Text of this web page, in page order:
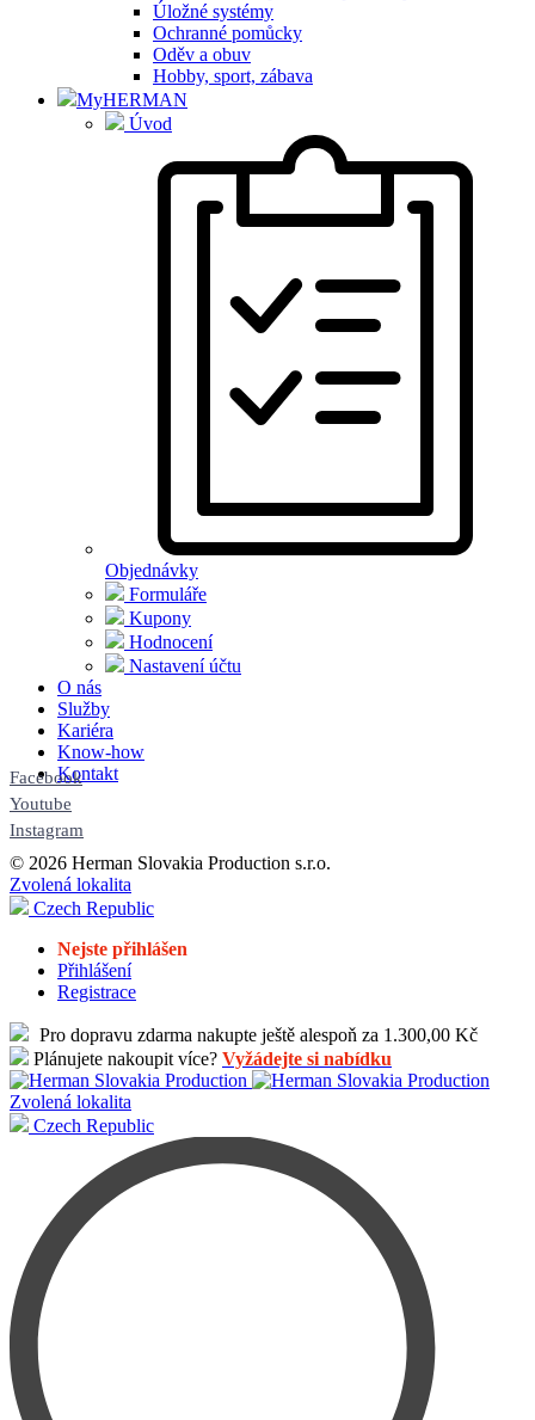
Úložné systémy
Ochranné pomůcky
Oděv a obuv
Hobby, sport, zábava
MyHERMAN
Úvod
Objednávky
Formuláře
Kupony
Hodnocení
Nastavení účtu
O nás
Služby
Kariéra
Know-how
Kontakt
Facebook
Youtube
Instagram
© 2026 Herman Slovakia Production s.r.o.
Zvolená lokalita
Czech Republic
Nejste přihlášen
Přihlášení
Registrace
Pro dopravu zdarma nakupte ještě alespoň za 1.300,00 Kč
Plánujete nakoupit více? Vyžádejte si nabídku
Zvolená lokalita
Czech Republic